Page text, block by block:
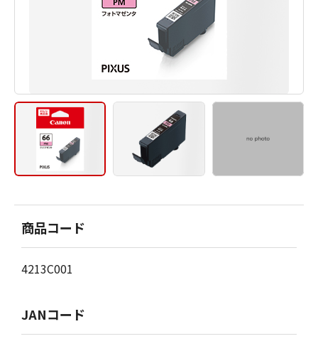
商品コード
4213C001
JANコード